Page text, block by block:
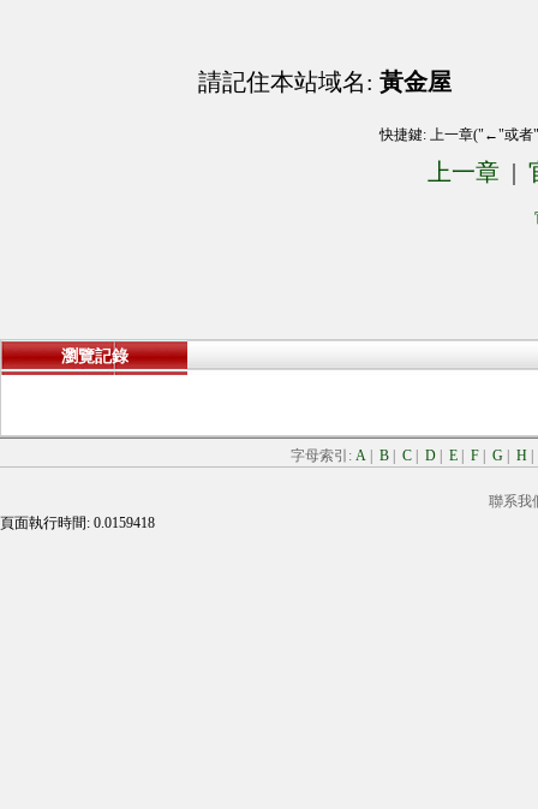
請記住本站域名: 黃金屋
快捷鍵: 上一章("←"或
上一章 |
瀏覽記錄
字母索引: A B C D E F G H
聯系我
頁面執行時間: 0.0159418